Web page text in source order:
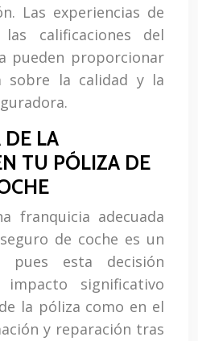
Las experiencias de
calificaciones del
pueden proporcionar
sobre la calidad y la
DE LA
TU PÓLIZA DE
franquicia adecuada
de coche es un
pues esta decisión
significativo
la póliza como en el
y reparación tras